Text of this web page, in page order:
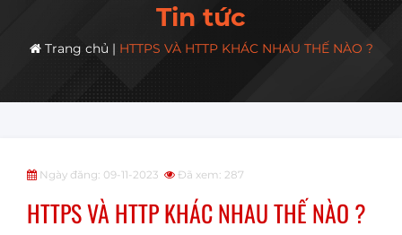
Tin tức
Trang chủ | HTTPS VÀ HTTP KHÁC NHAU THẾ NÀO ?
Ngày đăng: 09-11-2023 Đã xem: 287
HTTPS VÀ HTTP KHÁC NHAU THẾ NÀO ?